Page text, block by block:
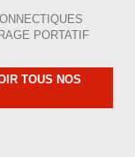
PORTATIF
TOUS NOS